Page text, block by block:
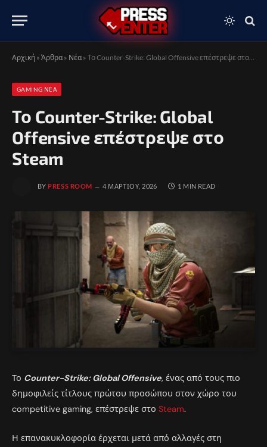
Αρχική » Άρθρα » Νέα » Το Counter-Strike: Global Offensive επέστρεψε στο Steam
GAMING ΝΈΑ
Το Counter-Strike: Global
Offensive επέστρεψε στο
Steam
BY PRESS ROOM 4 ΜΑΡΤΊΟΥ, 2026 1 MIN READ
Το Counter-Strike: Global Offensive, ένας από τους πιο
δημοφιλείς τίτλους πρώτου προσώπου στον χώρο του
competitive gaming, επέστρεψε στο Steam.
Η επανακυκλοφορία έρχεται μετά από αλλαγές στη